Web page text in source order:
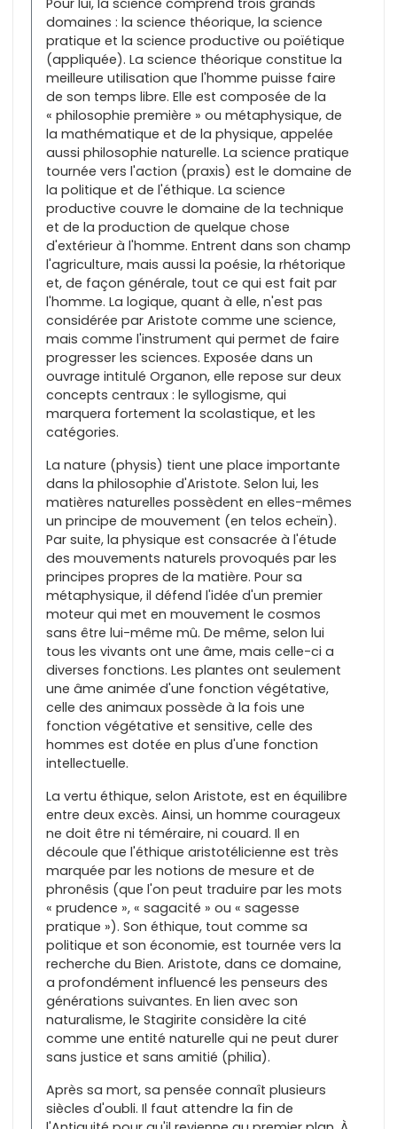
domaines : la science théorique, la science
pratique et la science productive ou poïétique
(appliquée). La science théorique constitue la
meilleure utilisation que l'homme puisse faire
de son temps libre. Elle est composée de la
« philosophie première » ou métaphysique, de
la mathématique et de la physique, appelée
aussi philosophie naturelle. La science pratique
tournée vers l'action (praxis) est le domaine de
la politique et de l'éthique. La science
productive couvre le domaine de la technique
et de la production de quelque chose
d'extérieur à l'homme. Entrent dans son champ
l'agriculture, mais aussi la poésie, la rhétorique
et, de façon générale, tout ce qui est fait par
l'homme. La logique, quant à elle, n'est pas
considérée par Aristote comme une science,
mais comme l'instrument qui permet de faire
progresser les sciences. Exposée dans un
ouvrage intitulé Organon, elle repose sur deux
concepts centraux : le syllogisme, qui
marquera fortement la scolastique, et les
catégories.
La nature (physis) tient une place importante
dans la philosophie d'Aristote. Selon lui, les
matières naturelles possèdent en elles-mêmes
un principe de mouvement (en telos echeïn).
Par suite, la physique est consacrée à l'étude
des mouvements naturels provoqués par les
principes propres de la matière. Pour sa
métaphysique, il défend l'idée d'un premier
moteur qui met en mouvement le cosmos
sans être lui-même mû. De même, selon lui
tous les vivants ont une âme, mais celle-ci a
diverses fonctions. Les plantes ont seulement
une âme animée d'une fonction végétative,
celle des animaux possède à la fois une
fonction végétative et sensitive, celle des
hommes est dotée en plus d'une fonction
intellectuelle.
La vertu éthique, selon Aristote, est en équilibre
entre deux excès. Ainsi, un homme courageux
ne doit être ni téméraire, ni couard. Il en
découle que l'éthique aristotélicienne est très
marquée par les notions de mesure et de
phronêsis (que l'on peut traduire par les mots
« prudence », « sagacité » ou « sagesse
pratique »). Son éthique, tout comme sa
politique et son économie, est tournée vers la
recherche du Bien. Aristote, dans ce domaine,
a profondément influencé les penseurs des
générations suivantes. En lien avec son
naturalisme, le Stagirite considère la cité
comme une entité naturelle qui ne peut durer
sans justice et sans amitié (philia).
Après sa mort, sa pensée connaît plusieurs
siècles d'oubli. Il faut attendre la fin de